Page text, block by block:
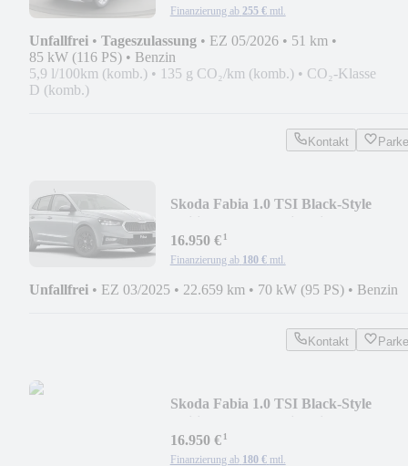
Finanzierung ab 255 € mtl.
Unfallfrei • Tageszulassung • EZ 05/2026 • 51 km •
85 kW (116 PS) • Benzin
5,9 l/100km (komb.) • 135 g CO₂/km (komb.) • CO₂-Klasse
D (komb.)
Kontakt
Skoda Fabia 1.0 TSI Black-Style
16.950 €¹
Finanzierung ab 180 € mtl.
Unfallfrei • EZ 03/2025 • 22.659 km • 70 kW (95 PS) • Benzin
Kontakt
Skoda Fabia 1.0 TSI Black-Style
16.950 €¹
Finanzierung ab 180 € mtl.